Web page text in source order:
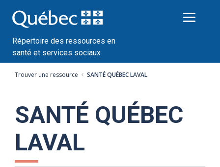
au
contenu
Répertoire des ressources en
santé et services sociaux
Trouver une ressource SANTÉ QUÉBEC LAVAL
SANTÉ QUÉBEC
LAVAL